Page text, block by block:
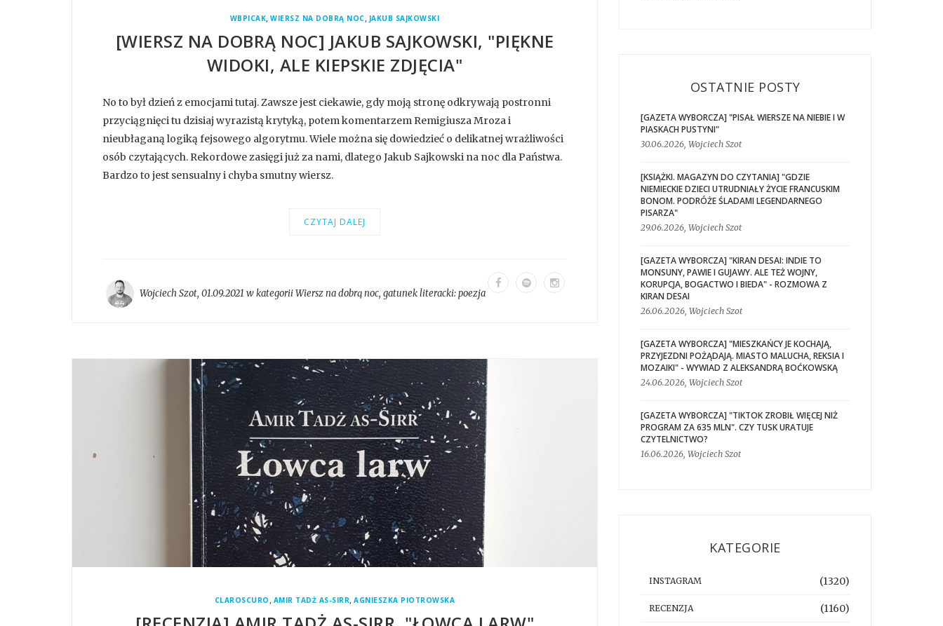
WBPICAK,WIERSZ NA DOBRĄ NOC, JAKUB SAJKOWSKI
[WIERSZ NA DOBRĄ NOC] JAKUB SAJKOWSKI, "PIĘKNE
WIDOKI, ALE KIEPSKIE ZDJĘCIA"
No to był dzień z emocjami tutaj. Zawsze jest ciekawie, gdy moją stronę odkrywają postronni
przyciągnięci tu dzisiaj wyrazistą krytyką, potem komentarzem Remigiusza Mroza i
nieubłaganą logiką fejsowego algorytmu. Wiele można się dowiedzieć o delikatnej wrażliwości
osób czytających. Rekordowe zasięgi już za nami, dlatego Jakub Sajkowski na noc dla Państwa.
Bardzo to jest sensualny i chyba smutny wiersz.
CZYTAJ DALEJ
Wojciech Szot, 01.09.2021 w kategoriiWiersz na dobrą noc, gatunek literacki:poezja
CLAROSCURO , AMIR TADŻ AS-SIRR,AGNIESZKA PIOTROWSKA
OSTATNIE POSTY
[GAZETA WYBORCZA] "PISAŁ WIERSZE NA NIEBIE I W
PIASKACH PUSTYNI"
30.06.2026, Wojciech Szot
[KSIĄŻKI. MAGAZYN DO CZYTANIA] "GDZIE
NIEMIECKIE DZIECI UTRUDNIAŁY ŻYCIE FRANCUSKIM
BONOM. PODRÓŻE ŚLADAMI LEGENDARNEGO
PISARZA"
29.06.2026, Wojciech Szot
[GAZETA WYBORCZA] "KIRAN DESAI: INDIE TO
MONSUNY, PAWIE I GUJAWY. ALE TEŻ WOJNY,
KORUPCJA, BOGACTWO I BIEDA" - ROZMOWA Z
KIRAN DESAI
26.06.2026, Wojciech Szot
[GAZETA WYBORCZA] "MIESZKAŃCY JE KOCHAJĄ,
PRZYJEZDNI POŻĄDAJĄ. MIASTO MALUCHA, REKSIA I
MOZAIKI" - WYWIAD Z ALEKSANDRĄ BOĆKOWSKĄ
24.06.2026, Wojciech Szot
[GAZETA WYBORCZA] "TIKTOK ZROBIŁ WIĘCEJ NIŻ
PROGRAM ZA 635 MLN". CZY TUSK URATUJE
CZYTELNICTWO?
16.06.2026, Wojciech Szot
KATEGORIE
INSTAGRAM (1320)
RECENZJA (1160)